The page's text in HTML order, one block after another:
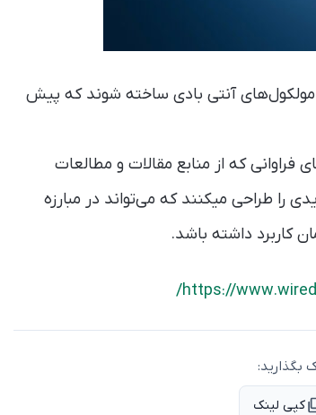
مولکول‌های آنتی بادی ساخته شوند که پیش
که از منابع مقالات و مطالعات
را طراحی میکنند که می‌تواند در مبارزه
کاربرد داشته باشد.
https://
بگذارید:
کپی لینک